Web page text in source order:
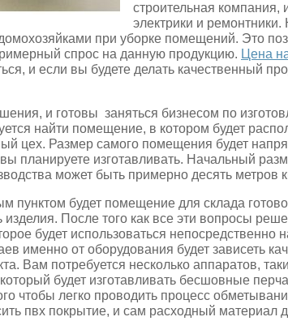
строительная компания,
электрики и ремонтники.
при уборке помещений. Это
спрос на данную продукцию. Цена
и если вы будете делать качественный
и готовы заняться бизнесом по
найти помещение, в котором будет
цех. Размер самого помещения будет
планируете изготавливать. Начальный
может быть примерно десять метров
пунктом будет помещение для склада
изделия. После того как все эти вопросы
будет использоваться непосредственно
именно от оборудования будет зависеть
Вам потребуется несколько аппаратов,
будет изготавливать бесшовные
чтобы легко проводить процесс
пвх покрытие, и сам расходный материал